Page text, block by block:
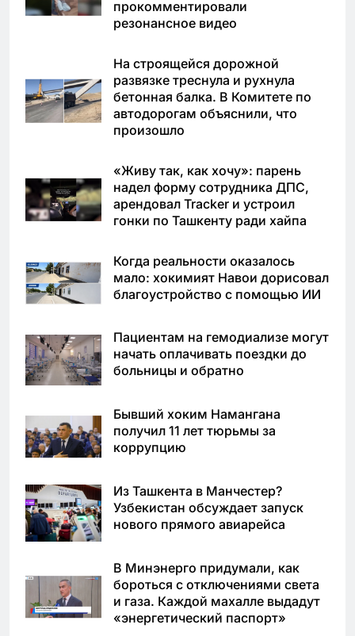
прокомментировали
резонансное видео
На строящейся дорожной
развязке треснула и рухнула
бетонная балка. В Комитете по
автодорогам объяснили, что
произошло
«Живу так, как хочу»: парень
надел форму сотрудника ДПС,
арендовал Tracker и устроил
гонки по Ташкенту ради хайпа
Когда реальности оказалось
мало: хокимият Навои дорисовал
благоустройство с помощью ИИ
Пациентам на гемодиализе могут
начать оплачивать поездки до
больницы и обратно
Бывший хоким Намангана
получил 11 лет тюрьмы за
коррупцию
Из Ташкента в Манчестер?
Узбекистан обсуждает запуск
нового прямого авиарейса
В Минэнерго придумали, как
бороться с отключениями света
и газа. Каждой махалле выдадут
«энергетический паспорт»